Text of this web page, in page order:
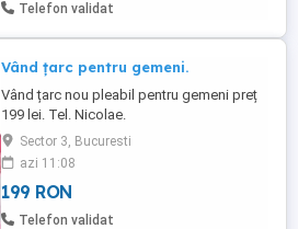
Telefon validat
Vând țarc pentru gemeni.
Vând țarc nou pleabil pentru gemeni preț
199 lei. Tel. Nicolae.
Sector 3, Bucuresti
azi 11:08
199 RON
Telefon validat